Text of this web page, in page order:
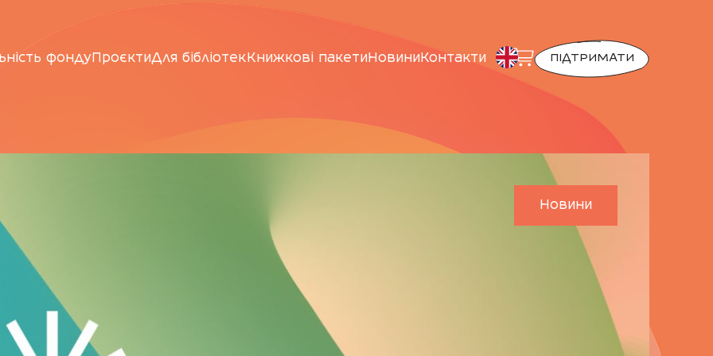
фонду ПроєктиДля бібліотек Книжкові пакети Новини Контакти ПІДТРИМАТИ
Новини